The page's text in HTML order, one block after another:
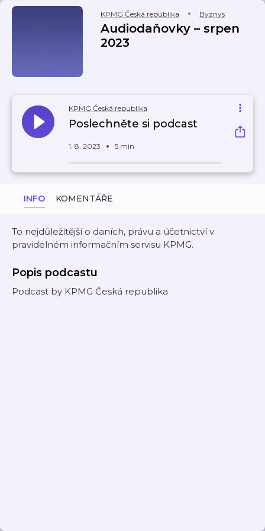
KPMG Česká republika Byznys
Audiodaňovky – srpen
2023
KPMG Česká republika
Poslechněte si podcast
1. 8. 2023 5 min
INFO KOMENTÁŘE
To nejdůležitější o daních, právu a účetnictví v
pravidelném informačním servisu KPMG.
Popis podcastu
Podcast by KPMG Česká republika